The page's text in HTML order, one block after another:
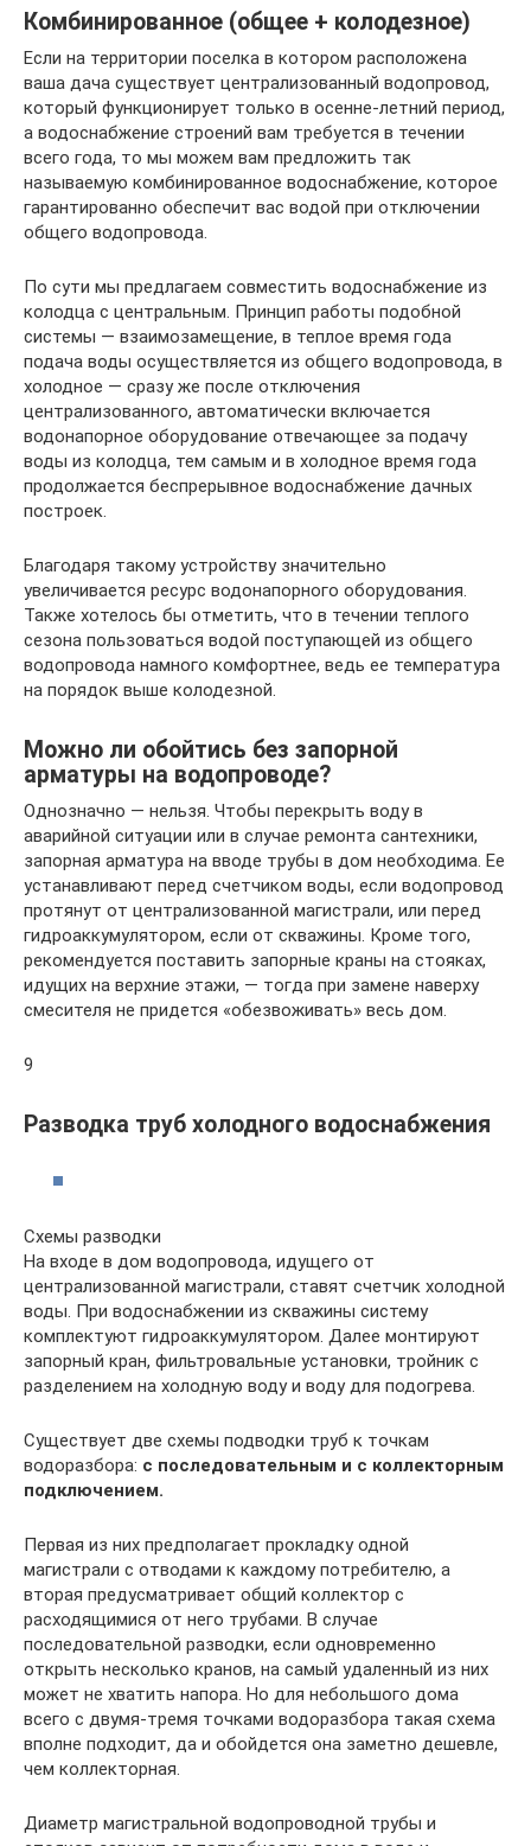
Комбинированное (общее + колодезное)
Если на территории поселка в котором расположена
ваша дача существует централизованный водопровод,
который функционирует только в осенне-летний период,
а водоснабжение строений вам требуется в течении
всего года, то мы можем вам предложить так
называемую комбинированное водоснабжение, которое
гарантированно обеспечит вас водой при отключении
общего водопровода.
По сути мы предлагаем совместить водоснабжение из
колодца с центральным. Принцип работы подобной
системы — взаимозамещение, в теплое время года
подача воды осуществляется из общего водопровода, в
холодное — сразу же после отключения
централизованного, автоматически включается
водонапорное оборудование отвечающее за подачу
воды из колодца, тем самым и в холодное время года
продолжается беспрерывное водоснабжение дачных
построек.
Благодаря такому устройству значительно
увеличивается ресурс водонапорного оборудования.
Также хотелось бы отметить, что в течении теплого
сезона пользоваться водой поступающей из общего
водопровода намного комфортнее, ведь ее температура
на порядок выше колодезной.
Можно ли обойтись без запорной
арматуры на водопроводе?
Однозначно — нельзя. Чтобы перекрыть воду в
аварийной ситуации или в случае ремонта сантехники,
запорная арматура на вводе трубы в дом необходима. Ее
устанавливают перед счетчиком воды, если водопровод
протянут от централизованной магистрали, или перед
гидроаккумулятором, если от скважины. Кроме того,
рекомендуется поставить запорные краны на стояках,
идущих на верхние этажи, — тогда при замене наверху
смесителя не придется «обезвоживать» весь дом.
9
Разводка труб холодного водоснабжения
Схемы разводки
На входе в дом водопровода, идущего от
централизованной магистрали, ставят счетчик холодной
воды. При водоснабжении из скважины систему
комплектуют гидроаккумулятором. Далее монтируют
запорный кран, фильтровальные установки, тройник с
разделением на холодную воду и воду для подогрева.
Существует две схемы подводки труб к точкам
водоразбора: с последовательным и с коллекторным
подключением.
Первая из них предполагает прокладку одной
магистрали с отводами к каждому потребителю, а
вторая предусматривает общий коллектор с
расходящимися от него трубами. В случае
последовательной разводки, если одновременно
открыть несколько кранов, на самый удаленный из них
может не хватить напора. Но для небольшого дома
всего с двумя-тремя точками водоразбора такая схема
вполне подходит, да и обойдется она заметно дешевле,
чем коллекторная.
Диаметр магистральной водопроводной трубы и